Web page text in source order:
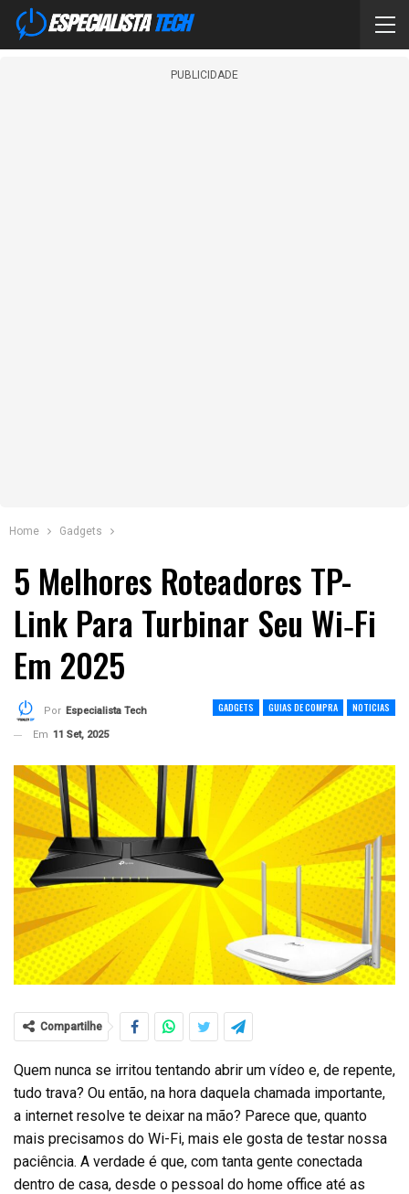
PUBLICIDADE
Home Gadgets
5 Melhores Roteadores TP-
Link Para Turbinar Seu Wi‑Fi
Em 2025
GADGETS GUIAS DE COMPRA NOTICIAS
Por Especialista Tech
Em 11 Set, 2025
Compartilhe
Quem nunca se irritou tentando abrir um vídeo e, de repente,
tudo trava? Ou então, na hora daquela chamada importante,
a internet resolve te deixar na mão? Parece que, quanto
mais precisamos do Wi-Fi, mais ele gosta de testar nossa
paciência. A verdade é que, com tanta gente conectada
dentro de casa, desde o pessoal do home office até as